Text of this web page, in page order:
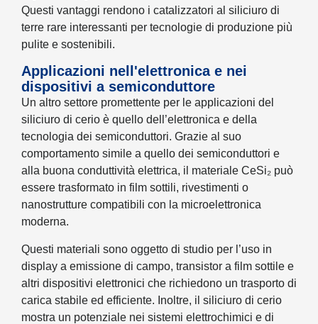
Questi vantaggi rendono i catalizzatori al siliciuro di
terre rare interessanti per tecnologie di produzione più
pulite e sostenibili.
Applicazioni nell'elettronica e nei
dispositivi a semiconduttore
Un altro settore promettente per le applicazioni del
siliciuro di cerio è quello dell’elettronica e della
tecnologia dei semiconduttori. Grazie al suo
comportamento simile a quello dei semiconduttori e
alla buona conduttività elettrica, il materiale CeSi₂ può
essere trasformato in film sottili, rivestimenti o
nanostrutture compatibili con la microelettronica
moderna.
Questi materiali sono oggetto di studio per l’uso in
display a emissione di campo, transistor a film sottile e
altri dispositivi elettronici che richiedono un trasporto di
carica stabile ed efficiente. Inoltre, il siliciuro di cerio
mostra un potenziale nei sistemi elettrochimici e di